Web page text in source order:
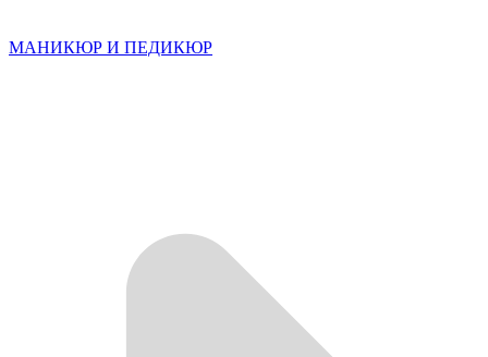
МАНИКЮР И ПЕДИКЮР